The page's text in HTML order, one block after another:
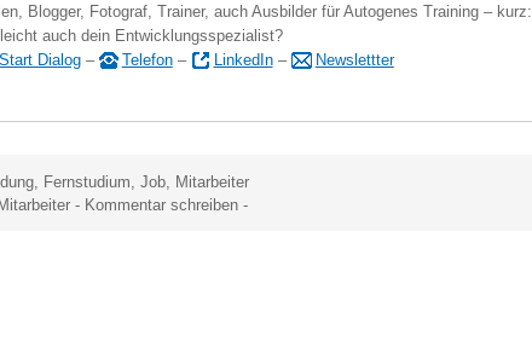
Blogger, Fotograf, Trainer, auch Ausbilder für Autogenes Training – kurz:
auch dein Entwicklungsspezialist?
Start Dialog– Telefon– LinkedIn– Newslettter
Fernstudium ,Job Mitarbeiter
- Kommentar schreiben -